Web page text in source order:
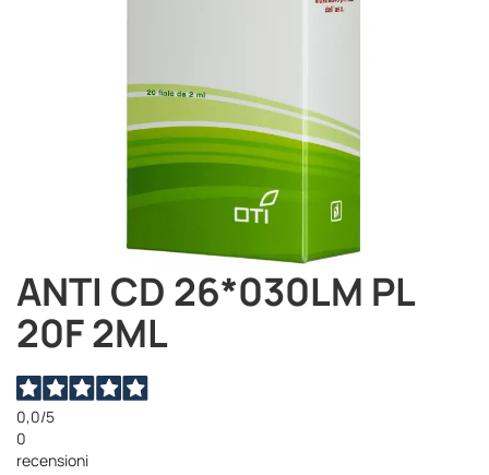
ANTI CD 26*030LM PL
20F 2ML
0,0/5
0
recensioni
Vai
all'inizio
della
galleria
immagini